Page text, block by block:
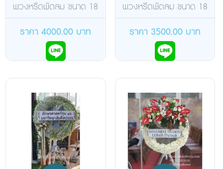
พวงหรีดพัดลม ขนาด 18
นิ้ว อุตสาหกรรมแบบขาก
ลม จัดอกไม้เต็มวง ดอกไม้
สด
ราคา 4000.00 บาท
พวงหรีดพัดลม ขนาด 18
นิ้ว แบบสไลด์ จัดอกไม้เต็ม
วง ดอกไม้สด
ราคา 3500.00 บาท